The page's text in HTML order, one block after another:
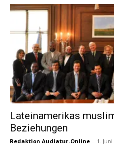
Lateinamerikas
Beziehungen
Redaktion Audiatur-Online - 1. Juni